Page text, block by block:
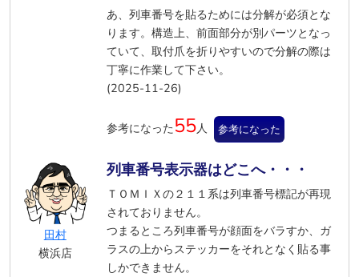
あ、列車番号を貼るためには分解が必須とな
ります。構造上、前面部分が別パーツとなっ
ていて、取付爪を折りやすいので分解の際は
丁寧に作業して下さい。
(2025-11-26)
参考になった55人 参考になった
田村
横浜店
列車番号表示器はどこへ・・・
ＴＯＭＩＸの２１１系は列車番号標記が再現
されておりません。
つまるところ列車番号が顔面をバラすか、ガ
ラスの上からステッカーをそれとなく貼る事
しかできません。